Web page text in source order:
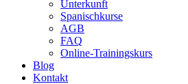
Unterkunft
Spanischkurse
AGB
FAQ
Online-Trainingskurs
Blog
Kontakt